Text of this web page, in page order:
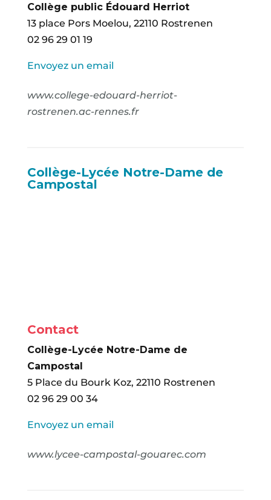
Collège public Édouard Herriot
13 place Pors Moelou, 22110 Rostrenen
02 96 29 01 19
Envoyez un email
www.college-edouard-herriot-
rostrenen.ac-rennes.fr
Collège-Lycée Notre-Dame de
Campostal
Contact
Collège-Lycée Notre-Dame de
Campostal
5 Place du Bourk Koz, 22110 Rostrenen
02 96 29 00 34
Envoyez un email
www.lycee-campostal-gouarec.com